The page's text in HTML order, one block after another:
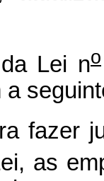
Lei no
fazer
as